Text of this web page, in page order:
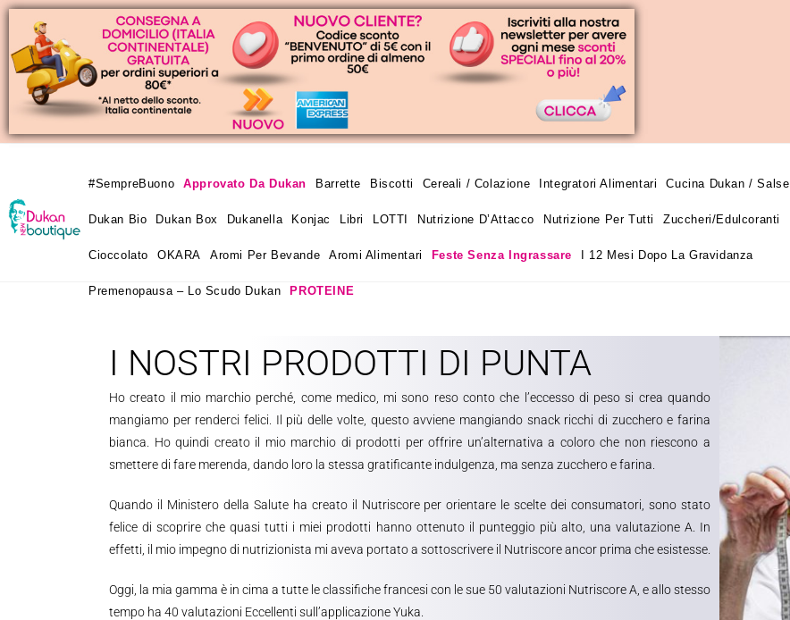
#SempreBuono Approvato Da Dukan Barrette Biscotti Cereali / Colazione Integratori Alimentari Cucina Dukan / Salse
Dukan Bio Dukan Box Dukanella Konjac Libri LOTTI Nutrizione D’Attacco Nutrizione Per Tutti Zuccheri/edulcoranti
Cioccolato OKARA Aromi Per Bevande Aromi Alimentari Feste Senza Ingrassare I 12 Mesi Dopo La Gravidanza
Premenopausa – Lo Scudo Dukan PROTEINE
I NOSTRI PRODOTTI DI PUNTA
Ho creato il mio marchio perché, come medico, mi sono reso conto che l’eccesso di peso si crea quando
mangiamo per renderci felici. Il più delle volte, questo avviene mangiando snack ricchi di zucchero e farina
bianca. Ho quindi creato il mio marchio di prodotti per offrire un’alternativa a coloro che non riescono a
smettere di fare merenda, dando loro la stessa gratificante indulgenza, ma senza zucchero e farina.
Quando il Ministero della Salute ha creato il Nutriscore per orientare le scelte dei consumatori, sono stato
felice di scoprire che quasi tutti i miei prodotti hanno ottenuto il punteggio più alto, una valutazione A. In
effetti, il mio impegno di nutrizionista mi aveva portato a sottoscrivere il Nutriscore ancor prima che esistesse.
Oggi, la mia gamma è in cima a tutte le classifiche francesi con le sue 50 valutazioni Nutriscore A, e allo stesso
tempo ha 40 valutazioni Eccellenti sull’applicazione Yuka.